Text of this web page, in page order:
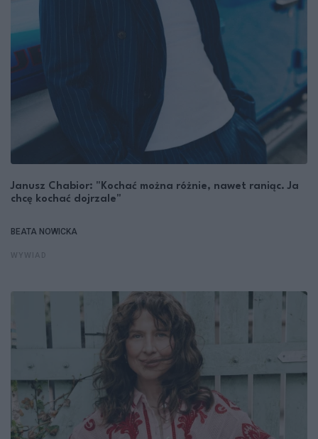
Janusz Chabior: "Kochać można różnie, nawet raniąc. Ja
chcę kochać dojrzale"
BEATA NOWICKA